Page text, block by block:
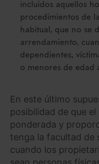
incluidos aquellos
procedimientos de
habitual, que no se
arrendamiento,
dependientes,
o menores de edad
En este último
posibilidad de que
ponderada y
tenga la facultad de
cuando los